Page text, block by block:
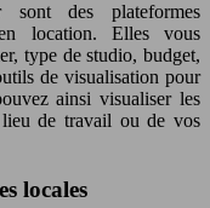
sont des plateformes
location. Elles vous
type de studio, budget,
de visualisation pour
ainsi visualiser les
de travail ou de vos
locales